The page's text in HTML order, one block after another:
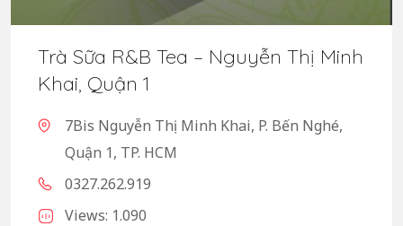
Trà Sữa R&B Tea – Nguyễn Thị Minh
Khai, Quận 1
7Bis Nguyễn Thị Minh Khai, P. Bến Nghé,
Quận 1, TP. HCM
0327.262.919
Views: 1.090